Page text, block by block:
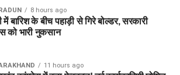
8 hours ago
में बारिश के बीच पहाड़ी से गिरे बोल्डर, सरकारी
को भारी नुकसान
11 hours ago